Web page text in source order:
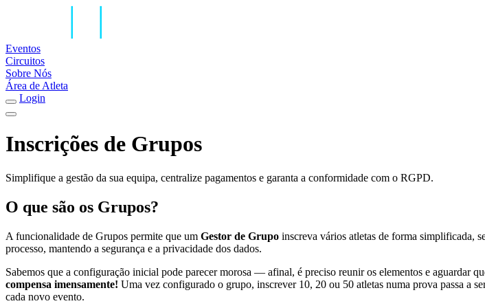
Eventos
Circuitos
Sobre Nós
Área de Atleta
Login
Inscrições de Grupos
Simplifique a gestão da sua equipa, centralize pagamentos e garanta a conformidade com o RGPD.
O que são os Grupos?
A funcionalidade de Grupos permite que um Gestor de Grupo inscreva vários atletas de forma simplificada,
processo, mantendo a segurança e a privacidade dos dados.
Sabemos que a configuração inicial pode parecer morosa — afinal, é preciso reunir os elementos e aguardar
compensa imensamente! Uma vez configurado o grupo, inscrever 10, 20 ou 50 atletas numa prova passa a
cada novo evento.